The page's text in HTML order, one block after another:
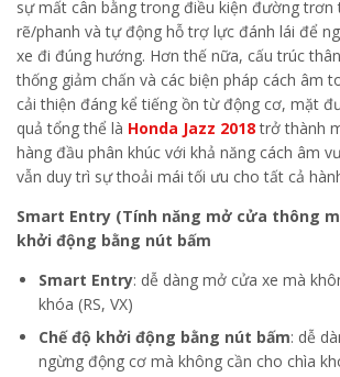
sự mất cân bằng trong điều kiện đường trơn
rẽ/phanh và tự động hỗ trợ lực đánh lái để
xe đi đúng hướng. Hơn thế nữa, cấu trúc
thống giảm chấn và các biện pháp cách âm
cải thiện đáng kể tiếng ồn từ động cơ, mặt
quả tổng thể là Honda Jazz 2018trở thành
hàng đầu phân khúc với khả năng cách âm
vẫn duy trì sự thoải mái tối ưu cho tất cả
Smart Entry (Tính năng mở cửa thông
khởi động bằng nút bấm
Smart Entry: dễ dàng mở cửa xe mà
khóa (RS, VX)
Chế độ khởi động bằng nút bấm: dễ
ngừng động cơ mà không cần cho chìa